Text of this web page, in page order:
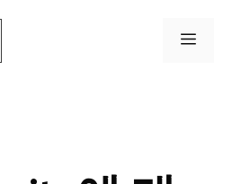
Menu